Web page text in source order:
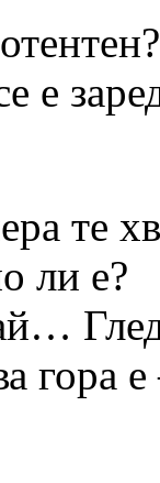
е
те
ли е?
гора